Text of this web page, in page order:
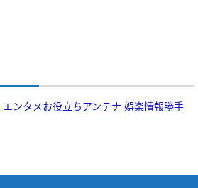
エンタメお役立ちアンテナ 娯楽情報勝手